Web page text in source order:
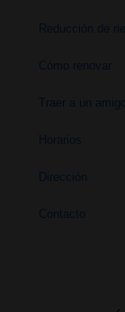
Reducción de
Cómo renovar
Traer a un amigo
Horarios
Dirección
Contacto